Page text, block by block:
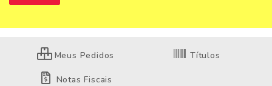
Meus Pedidos Títulos
Notas Fiscais